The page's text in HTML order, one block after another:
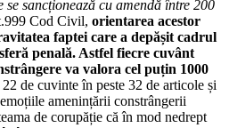
sancționează cu amendă între 200
Cod Civil, orientarea acestor
faptei care a depășit cadrul
penală. Astfel fiecre cuvânt
va valora cel puțin 1000
de cuvinte în peste 32 de articole și
amenințării constrângerii
de corupăție că în mod nedrept